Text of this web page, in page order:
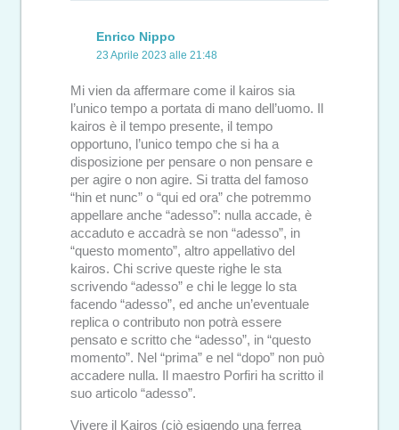
Enrico Nippo
23 Aprile 2023 alle 21:48
Mi vien da affermare come il kairos sia
l’unico tempo a portata di mano dell’uomo. Il
kairos è il tempo presente, il tempo
opportuno, l’unico tempo che si ha a
disposizione per pensare o non pensare e
per agire o non agire. Si tratta del famoso
“hin et nunc” o “qui ed ora” che potremmo
appellare anche “adesso”: nulla accade, è
accaduto e accadrà se non “adesso”, in
“questo momento”, altro appellativo del
kairos. Chi scrive queste righe le sta
scrivendo “adesso” e chi le legge lo sta
facendo “adesso”, ed anche un’eventuale
replica o contributo non potrà essere
pensato e scritto che “adesso”, in “questo
momento”. Nel “prima” e nel “dopo” non può
accadere nulla. Il maestro Porfiri ha scritto il
suo articolo “adesso”.
Vivere il Kairos (ciò esigendo una ferrea